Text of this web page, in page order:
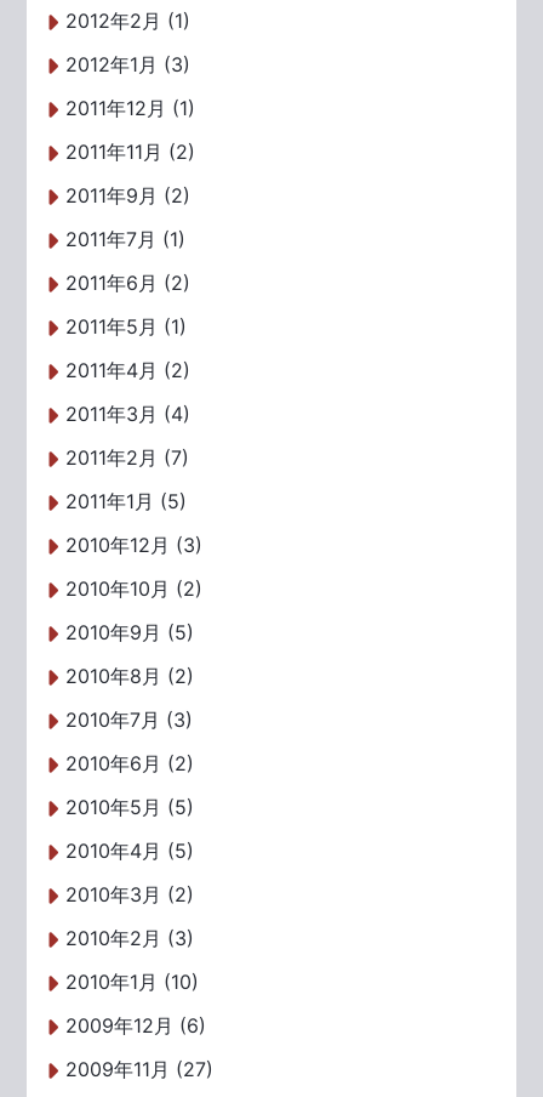
2012年2月 (1)
2012年1月 (3)
2011年12月 (1)
2011年11月 (2)
2011年9月 (2)
2011年7月 (1)
2011年6月 (2)
2011年5月 (1)
2011年4月 (2)
2011年3月 (4)
2011年2月 (7)
2011年1月 (5)
2010年12月 (3)
2010年10月 (2)
2010年9月 (5)
2010年8月 (2)
2010年7月 (3)
2010年6月 (2)
2010年5月 (5)
2010年4月 (5)
2010年3月 (2)
2010年2月 (3)
2010年1月 (10)
2009年12月 (6)
2009年11月 (27)